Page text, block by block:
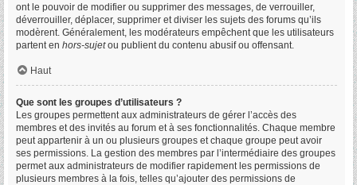
ont le pouvoir de modifier ou supprimer des messages, de verrouiller,
déverrouiller, déplacer, supprimer et diviser les sujets des forums qu’ils
modèrent. Généralement, les modérateurs empêchent que les utilisateurs
partent en hors-sujetou publient du contenu abusif ou offensant.
Haut
Que sont les groupes d’utilisateurs ?
Les groupes permettent aux administrateurs de gérer l’accès des
membres et des invités au forum et à ses fonctionnalités. Chaque membre
peut appartenir à un ou plusieurs groupes et chaque groupe peut avoir
ses permissions. La gestion des membres par l’intermédiaire des groupes
permet aux administrateurs de modifier rapidement les permissions de
plusieurs membres à la fois, telles qu’ajouter des permissions de